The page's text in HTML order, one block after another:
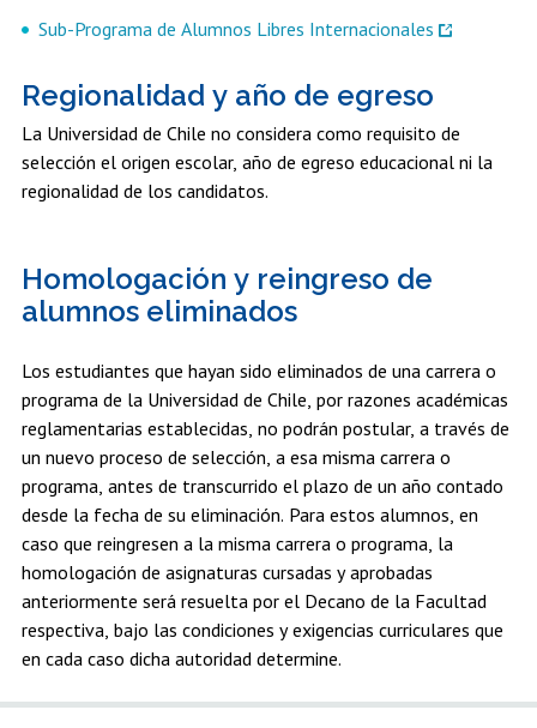
Sub-Programa de Alumnos Libres Internacionales
Regionalidad y año de egreso
La Universidad de Chile no considera como requisito de
selección el origen escolar, año de egreso educacional ni la
regionalidad de los candidatos.
Homologación y reingreso de
alumnos eliminados
Los estudiantes que hayan sido eliminados de una carrera o
programa de la Universidad de Chile, por razones académicas
reglamentarias establecidas, no podrán postular, a través de
un nuevo proceso de selección, a esa misma carrera o
programa, antes de transcurrido el plazo de un año contado
desde la fecha de su eliminación. Para estos alumnos, en
caso que reingresen a la misma carrera o programa, la
homologación de asignaturas cursadas y aprobadas
anteriormente será resuelta por el Decano de la Facultad
respectiva, bajo las condiciones y exigencias curriculares que
en cada caso dicha autoridad determine.